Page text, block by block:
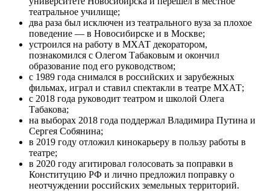
театральное училище;
два раза был исключен из театрального вуза за плохое
поведение — в Новосибирске и в Москве;
устроился на работу в МХАТ декоратором,
познакомился с Олегом Табаковым и окончил
образование под его руководством;
с 1989 года снимался в российских и зарубежных
фильмах, играл и ставил спектакли в театре МХАТ;
с 2018 года руководит театром и школой Олега
Табакова;
на выборах 2018 года поддержал Владимира Путина и
Сергея Собянина;
в 2019 году отложил кинокарьеру в пользу работы в
театре;
в 2020 году агитировал голосовать за поправки в
Конституцию РФ и лично предложил поправку о
неотчуждении российских земельных территорий.